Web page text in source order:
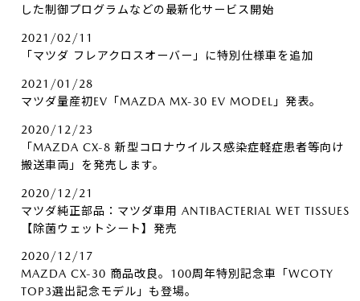
した制御プログラムなどの最新化サービス開始
2021/02/11
「マツダ フレアクロスオーバー」に特別仕様車を追加
2021/01/28
マツダ量産初EV「MAZDA MX-30 EV MODEL」発表。
2020/12/23
「MAZDA CX-8 新型コロナウイルス感染症軽症患者等向け
搬送車両」を発売します。
2020/12/21
マツダ純正部品：マツダ車用 ANTIBACTERIAL WET TISSUES
【除菌ウェットシート】発売
2020/12/17
MAZDA CX-30 商品改良。100周年特別記念車「WCOTY
TOP3選出記念モデル」も登場。